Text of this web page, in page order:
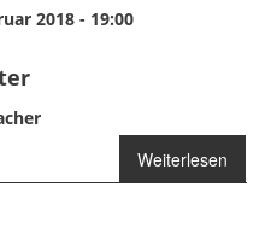
2018 - 19:00
Weiterlesen
über